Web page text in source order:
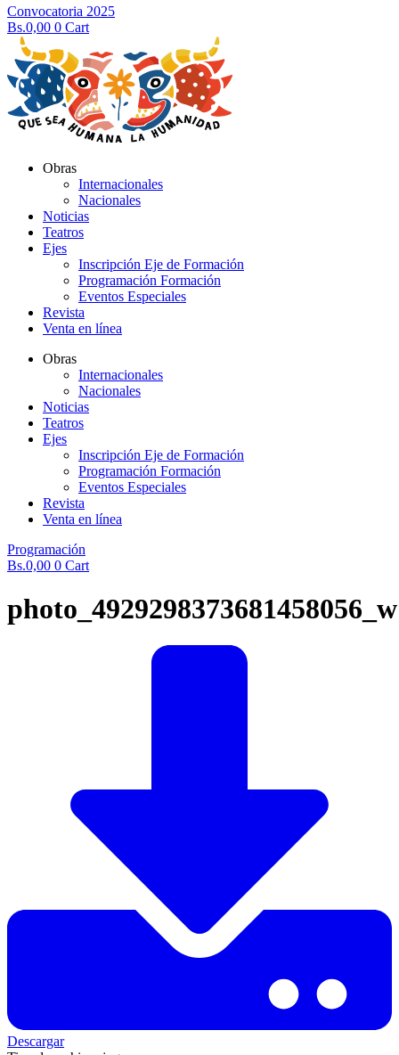
Convocatoria 2025
Bs.0,00 0 Cart
Obras
Internacionales
Nacionales
Noticias
Teatros
Ejes
Inscripción Eje de Formación
Programación Formación
Eventos Especiales
Revista
Venta en línea
Obras
Internacionales
Nacionales
Noticias
Teatros
Ejes
Inscripción Eje de Formación
Programación Formación
Eventos Especiales
Revista
Venta en línea
Programación
Bs.0,00 0 Cart
photo_4929298373681458056_w
Descargar